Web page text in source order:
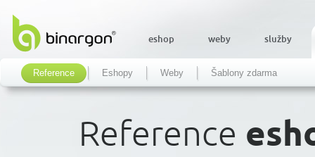
Reference
eshop weby služby
Reference Eshopy Weby Šablony zdarma